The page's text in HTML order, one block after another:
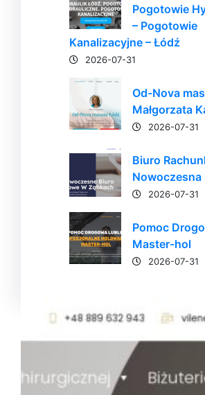
Pogotowie
– Pogotowie
Kanalizacyjne – Łódź
2026-07-31
Od-Nova
Małgorzata
2026-07-31
Biuro
Nowoczesna
2026-07-31
Pomoc
Master-hol
2026-07-31